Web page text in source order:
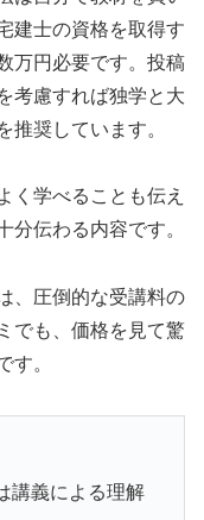
建士の資格を取得す
万円必要です。投稿
考慮すれば独学と大
推奨しています。
く学べることも伝え
分伝わる内容です。
、圧倒的な受講料の
でも、価格を見て驚
す。
講義による理解